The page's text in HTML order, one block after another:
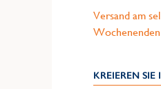
Versand am
KREIEREN